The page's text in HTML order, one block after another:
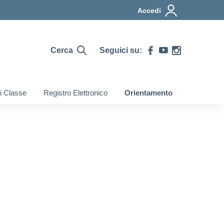
Accedi
Cerca Seguici su:
Classe Registro Elettronico Orientamento